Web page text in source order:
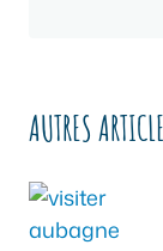
AUTRES